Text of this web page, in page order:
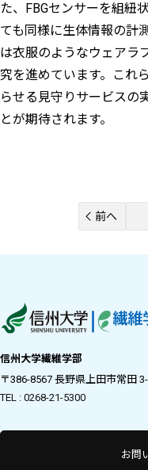
た、FBGセンサーを組紐
ても同様に生体情報の計
は衣服のようなウェアラ
究を進めています。これ
らせる見守りサービスの
とが期待されます。
前へ
信州大学繊維学部
〒386-8567 長野県上田市常田
TEL : 0268-21-5300
お問